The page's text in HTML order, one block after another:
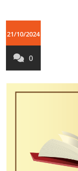
21/10/2024
0